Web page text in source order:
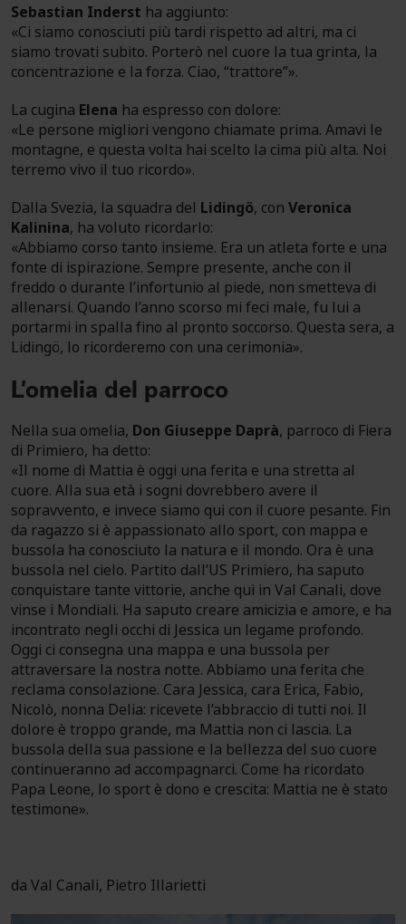
Sebastian Inderst ha aggiunto:
«Ci siamo conosciuti più tardi rispetto ad altri, ma ci
siamo trovati subito. Porterò nel cuore la tua grinta, la
concentrazione e la forza. Ciao, “trattore”».
La cugina Elena ha espresso con dolore:
«Le persone migliori vengono chiamate prima. Amavi le
montagne, e questa volta hai scelto la cima più alta. Noi
terremo vivo il tuo ricordo».
Dalla Svezia, la squadra del Lidingö, con Veronica
Kalinina, ha voluto ricordarlo:
«Abbiamo corso tanto insieme. Era un atleta forte e una
fonte di ispirazione. Sempre presente, anche con il
freddo o durante l’infortunio al piede, non smetteva di
allenarsi. Quando l’anno scorso mi feci male, fu lui a
portarmi in spalla fino al pronto soccorso. Questa sera, a
Lidingö, lo ricorderemo con una cerimonia».
L’omelia del parroco
Nella sua omelia, Don Giuseppe Daprà, parroco di Fiera
di Primiero, ha detto:
«Il nome di Mattia è oggi una ferita e una stretta al
cuore. Alla sua età i sogni dovrebbero avere il
sopravvento, e invece siamo qui con il cuore pesante. Fin
da ragazzo si è appassionato allo sport, con mappa e
bussola ha conosciuto la natura e il mondo. Ora è una
bussola nel cielo. Partito dall’US Primiero, ha saputo
conquistare tante vittorie, anche qui in Val Canali, dove
vinse i Mondiali. Ha saputo creare amicizia e amore, e ha
incontrato negli occhi di Jessica un legame profondo.
Oggi ci consegna una mappa e una bussola per
attraversare la nostra notte. Abbiamo una ferita che
reclama consolazione. Cara Jessica, cara Erica, Fabio,
Nicolò, nonna Delia: ricevete l’abbraccio di tutti noi. Il
dolore è troppo grande, ma Mattia non ci lascia. La
bussola della sua passione e la bellezza del suo cuore
continueranno ad accompagnarci. Come ha ricordato
Papa Leone, lo sport è dono e crescita: Mattia ne è stato
testimone».
da Val Canali, Pietro Illarietti